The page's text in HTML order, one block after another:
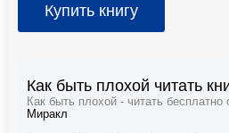
Купить книгу
Как быть плохой читать
Как быть плохой - читать бесплатно
Миракл